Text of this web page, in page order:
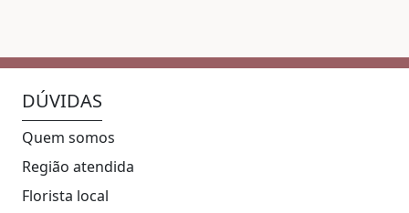
DÚVIDAS
Quem somos
Região atendida
Florista local